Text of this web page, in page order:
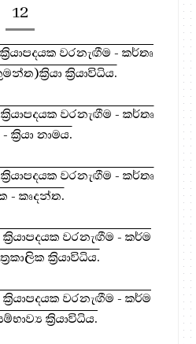
12
වරනැඟීම - කර්තෘ
ක්‍රියාවිධිය.
වරනැඟීම - කර්තෘ
ක්‍රියා නාමය.
වරනැඟීම - කර්තෘ
- කෘදන්ත.
වරනැඟීම - කර්ම
ක්‍රියාවිධිය.
වරනැඟීම - කර්ම
ක්‍රියාවිධිය.